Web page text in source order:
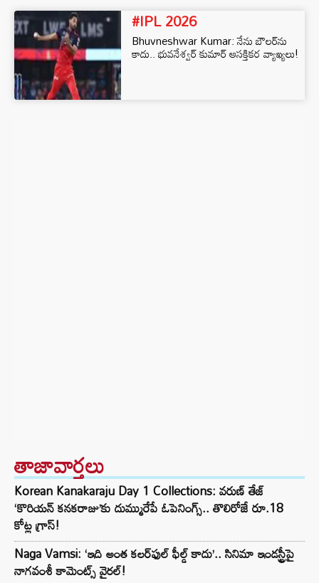
#IPL 2026
Bhuvneshwar Kumar: నేను బౌలర్‌ను
కాదు.. భువనేశ్వర్ కుమార్ ఆసక్తికర వ్యాఖ్యలు!
తాజావార్తలు
Korean Kanakaraju Day 1 Collections: వరుణ్ తేజ్
‘కొరియన్ కనకరాజు’కు దుమ్మురేపే ఓపెనింగ్స్.. తొలిరోజే రూ.18
కోట్ల గ్రాస్!
Naga Vamsi: ‘ఇది అంత కలర్‌ఫుల్ ఫీల్డ్ కాదు’.. సినిమా ఇండస్ట్రీపై
నాగవంశీ కామెంట్స్ వైరల్!